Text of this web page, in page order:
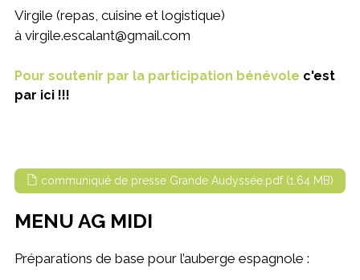
Virgile (repas, cuisine et logistique)
à virgile.escalant@gmail.com
Pour soutenir par la participation bénévole c'est
par ici !!!
communiqué de presse Grande Audyssée.pdf (1.64 MB)
MENU AG MIDI
Préparations de base pour l’auberge espagnole :